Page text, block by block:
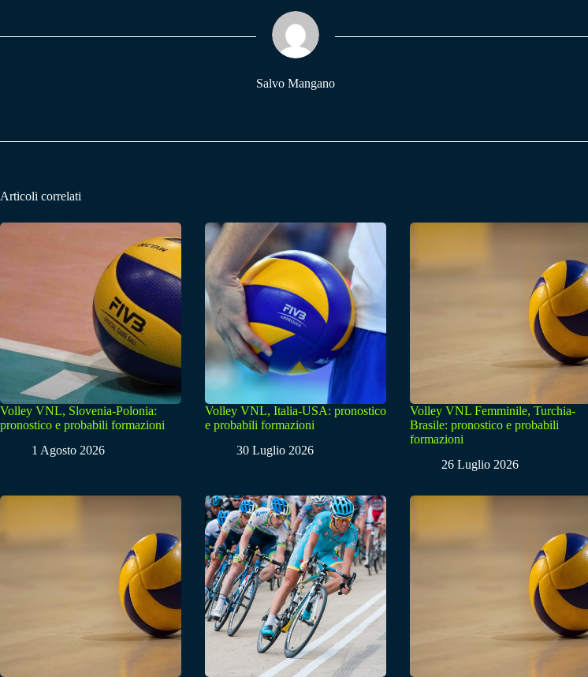
pp m
Salvo Mangano
Articoli correlati
Volley VNL, Slovenia-Polonia:
pronostico e probabili formazioni
1 Agosto 2026
Volley VNL, Italia-USA: pronostico
e probabili formazioni
30 Luglio 2026
Volley VNL Femminile, Turchia-
Brasile: pronostico e probabili
formazioni
26 Luglio 2026